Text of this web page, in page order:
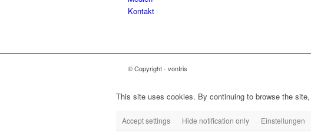
Kontakt
© Copyright - vonIris
This site uses cookies. By continuing to browse the
Accept settings Hide notification only Einstellungen